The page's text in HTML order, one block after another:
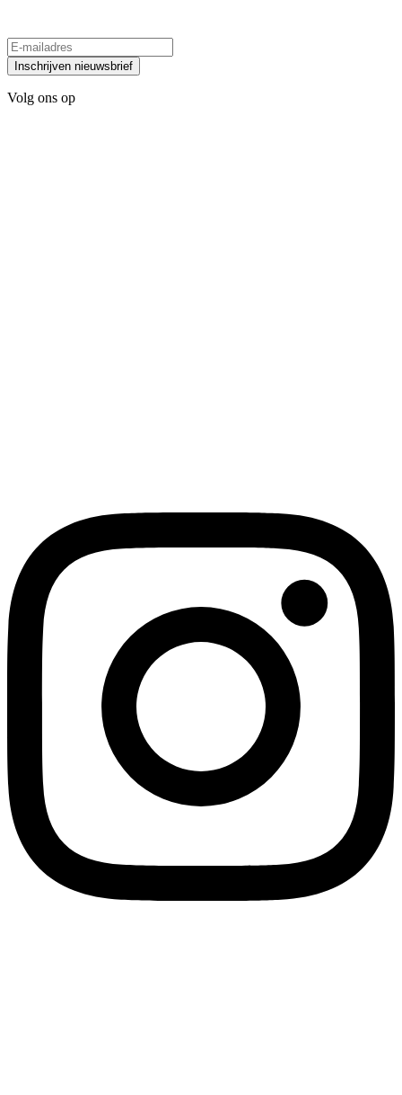
Inschrijven nieuwsbrief
Volg ons op